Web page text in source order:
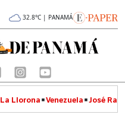
32.8°C | PANAMÁ
La Llorona Venezuela José